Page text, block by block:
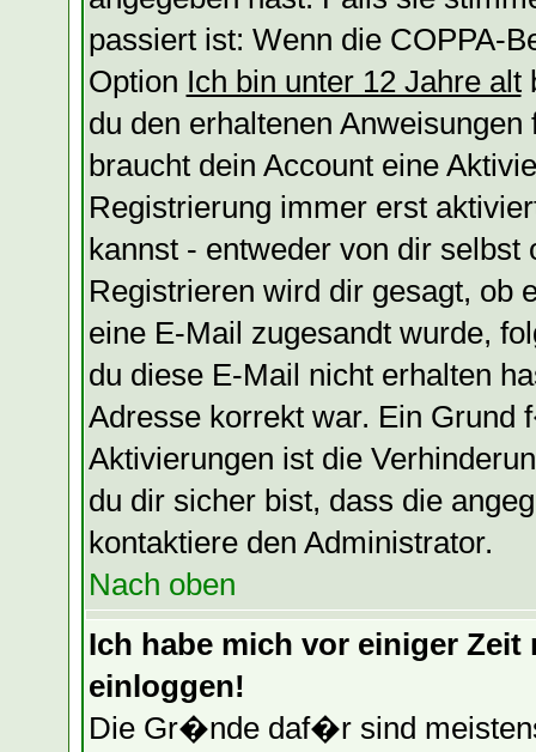
passiert ist: Wenn die COPPA-
Option Ich bin unter 12 Jahre alt
du den erhaltenen
braucht dein Account eine
Registrierung immer erst
kannst - entweder von dir
Registrieren wird dir gesagt,
eine E-Mail zugesandt wurde,
du diese E-Mail nicht erhalten
Adresse korrekt war. Ein
Aktivierungen ist die
du dir sicher bist, dass die
kontaktiere den Administrator.
Nach oben
Ich habe mich vor einiger
einloggen!
Die Gr�nde daf�r sind